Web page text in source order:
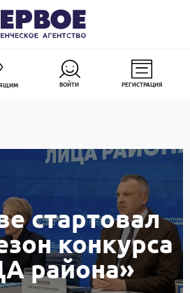
ВОЙТИ РЕГИСТРАЦИЯ
стартовал
конкурса
района»